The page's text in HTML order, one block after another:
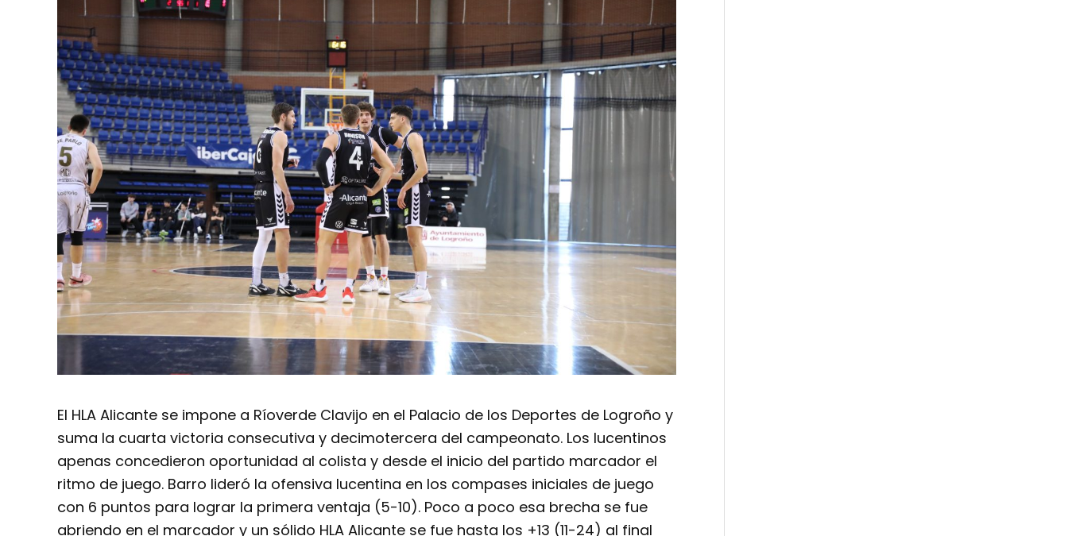
El HLA Alicante se impone a Ríoverde Clavijo en el Palacio de los Deportes de Logroño y
suma la cuarta victoria consecutiva y decimotercera del campeonato. Los lucentinos
apenas concedieron oportunidad al colista y desde el inicio del partido marcador el
ritmo de juego. Barro lideró la ofensiva lucentina en los compases iniciales de juego
con 6 puntos para lograr la primera ventaja (5-10). Poco a poco esa brecha se fue
abriendo en el marcador y un sólido HLA Alicante se fue hasta los +13 (11-24) al final